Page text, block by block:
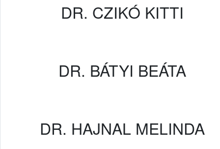
DR. CZIKÓ KITTI
DR. BÁTYI BEÁTA
DR. HAJNAL MELINDA